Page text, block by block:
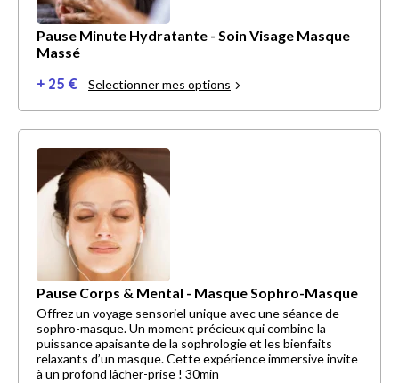
Pause Minute Hydratante - Soin Visage Masque
Massé
+ 25 € Selectionner mes options
Pause Corps & Mental - Masque Sophro-Masque
Offrez un voyage sensoriel unique avec une séance de
sophro-masque. Un moment précieux qui combine la
puissance apaisante de la sophrologie et les bienfaits
relaxants d’un masque. Cette expérience immersive invite
à un profond lâcher-prise ! 30min